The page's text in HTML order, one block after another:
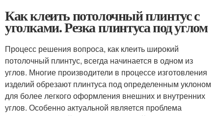
Как клеить потолочный плинтус с
уголками. Резка плинтуса под углом
Процесс решения вопроса, как клеить широкий
потолочный плинтус, всегда начинается в одном из
углов. Многие производители в процессе изготовления
изделий обрезают плинтуса под определенным уклоном
для более легкого оформления внешних и внутренних
углов. Особенно актуальной является проблема